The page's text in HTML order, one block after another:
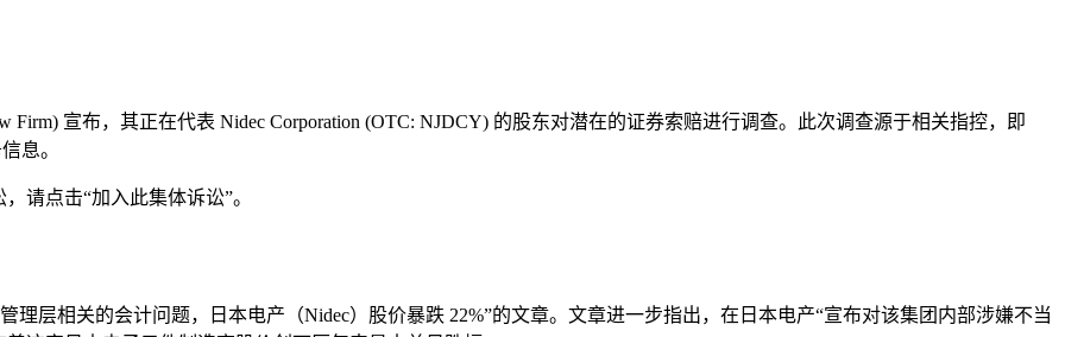
宣布，其正在代表 Nidec Corporation (OTC: NJDCY) 的股东对潜在的证券索赔进行调查。此次调查源于相关指控，即
息。
请点击“加入此集体诉讼”。
理层相关的会计问题，日本电产（Nidec）股价暴跌 22%”的文章。文章进一步指出，在日本电产“宣布对该集团内部涉嫌不当